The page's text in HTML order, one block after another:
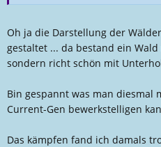
Oh ja die Darstellung der
gestaltet ... da bestand ein
sondern richt schön mit
Bin gespannt was man diesmal
Current-Gen bewerkstelligen
Das kämpfen fand ich damals